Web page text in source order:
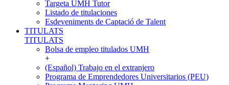
Targeta UMH Tutor
Listado de titulaciones
Esdeveniments de Captació de Talent
TITULATS
TITULATS
Bolsa de empleo titulados UMH
+
(Español) Trabajo en el extranjero
Programa de Emprendedores Universitarios (PEU)